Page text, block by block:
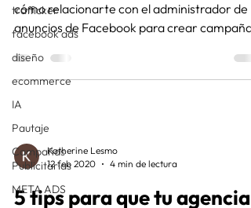
trafficker
facebook ads
diseño
ecommerce
IA
Pautaje
Campañas
Publicitarias
META ADS
cómo relacionarte con el administrador de
anuncios de Facebook para crear
Katherine Lesmo
12 feb 2020
4 min de lectura
5 tips para que tu agencia